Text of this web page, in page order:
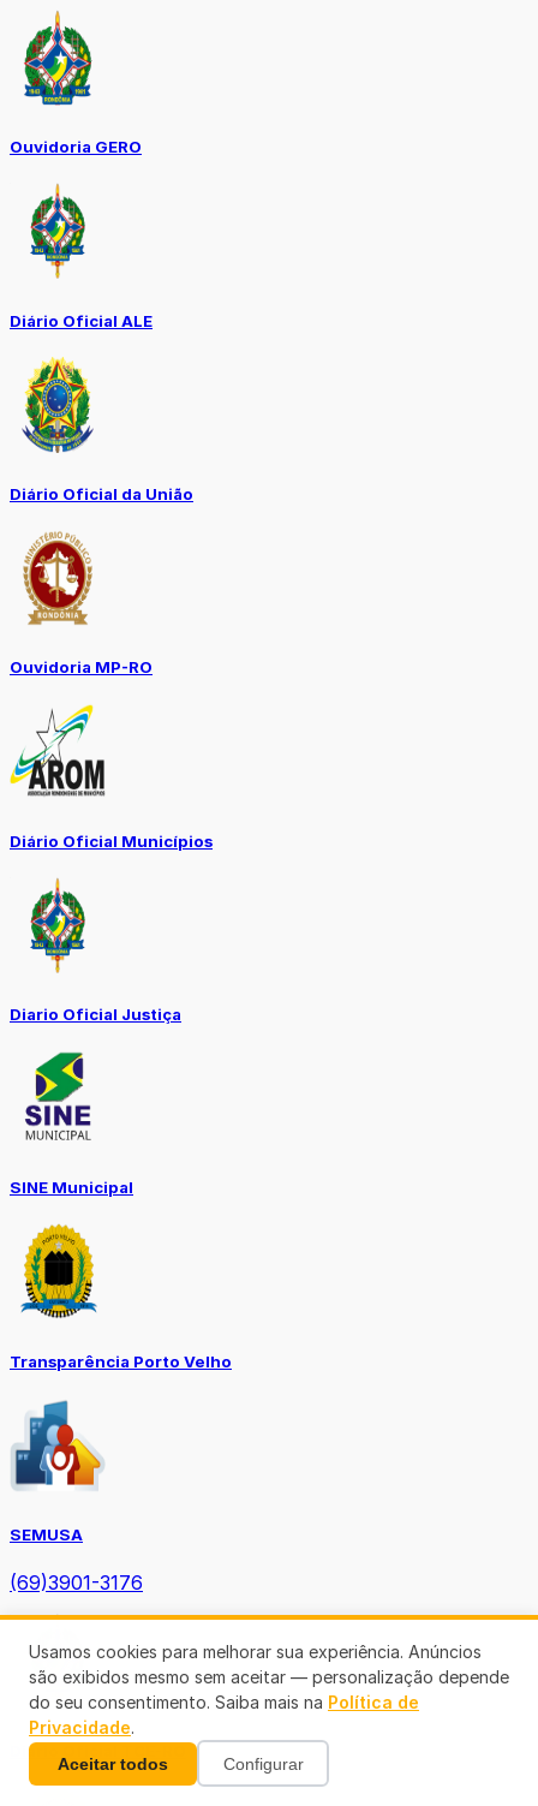
Ouvidoria GERO
Diário Oficial ALE
Diário Oficial da União
Ouvidoria MP-RO
Diário Oficial Municípios
Diario Oficial Justiça
SINE Municipal
Transparência Porto Velho
SEMUSA
(69)3901-3176
Diário Oficial TCE-RO
Usamos cookies para melhorar sua experiência. Anúncios
são exibidos mesmo sem aceitar — personalização depende
do seu consentimento. Saiba mais na Política de
Privacidade.
Aceitar todos Configurar